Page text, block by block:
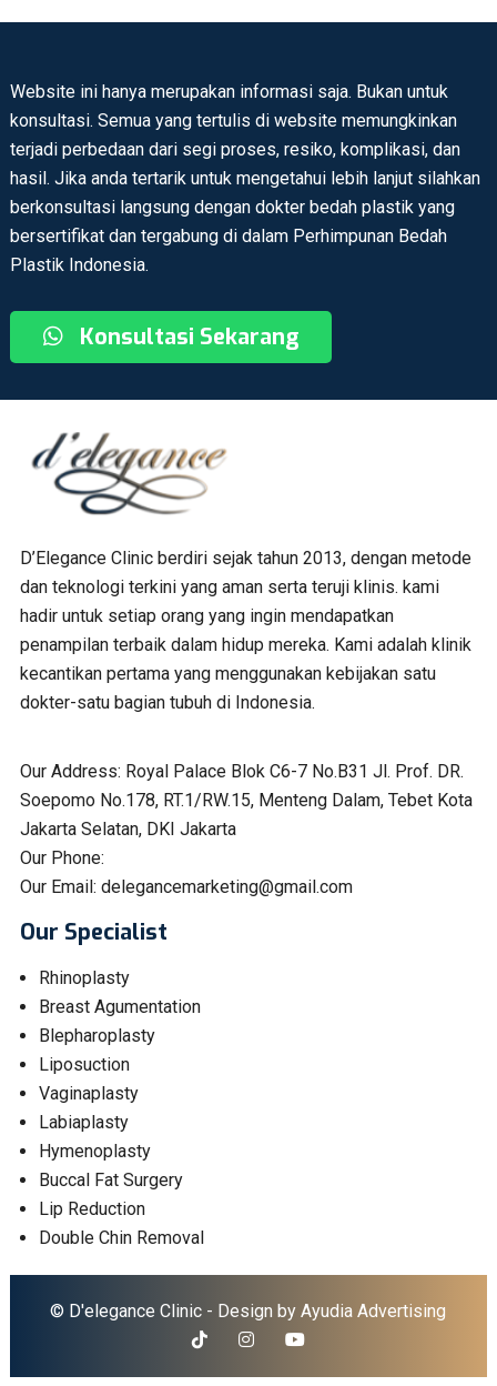
Website ini hanya merupakan informasi saja. Bukan untuk
konsultasi. Semua yang tertulis di website memungkinkan
terjadi perbedaan dari segi proses, resiko, komplikasi, dan
hasil. Jika anda tertarik untuk mengetahui lebih lanjut silahkan
berkonsultasi langsung dengan dokter bedah plastik yang
bersertifikat dan tergabung di dalam Perhimpunan Bedah
Plastik Indonesia.
Konsultasi Sekarang
D’Elegance Clinic berdiri sejak tahun 2013, dengan metode
dan teknologi terkini yang aman serta teruji klinis. kami
hadir untuk setiap orang yang ingin mendapatkan
penampilan terbaik dalam hidup mereka. Kami adalah klinik
kecantikan pertama yang menggunakan kebijakan satu
dokter-satu bagian tubuh di Indonesia.
Our Address: Royal Palace Blok C6-7 No.B31 Jl. Prof. DR.
Soepomo No.178, RT.1/RW.15, Menteng Dalam, Tebet Kota
Jakarta Selatan, DKI Jakarta
Our Phone:
Our Email: delegancemarketing@gmail.com
Our Specialist
Rhinoplasty
Breast Agumentation
Blepharoplasty
Liposuction
Vaginaplasty
Labiaplasty
Hymenoplasty
Buccal Fat Surgery
Lip Reduction
Double Chin Removal
© D'elegance Clinic - Design byAyudia Advertising